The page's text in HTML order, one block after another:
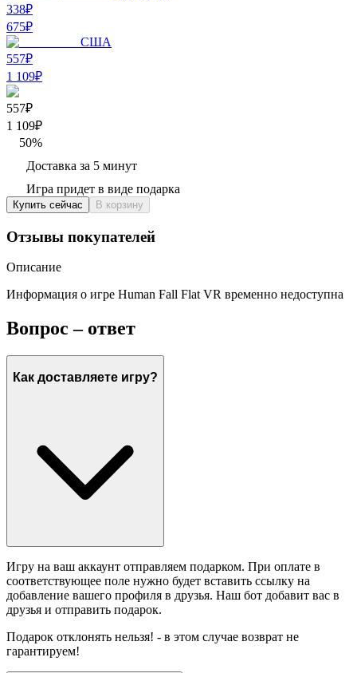
338₽
675₽
США
557₽
1 109₽
557₽
1 109₽
50%
Доставка за 5 минут
Игра придет в виде подарка
Купить сейчас В корзину
Отзывы покупателей
Описание
Информация о игре Human Fall Flat VR временно недоступна
Вопрос – ответ
Как доставляете игру?
Игру на ваш аккаунт отправляем подарком. При оплате в
соответствующее поле нужно будет вставить ссылку на
добавление вашего профиля в друзья. Наш бот добавит вас в
друзья и отправить подарок.
Подарок отклонять нельзя! - в этом случае возврат не
гарантируем!